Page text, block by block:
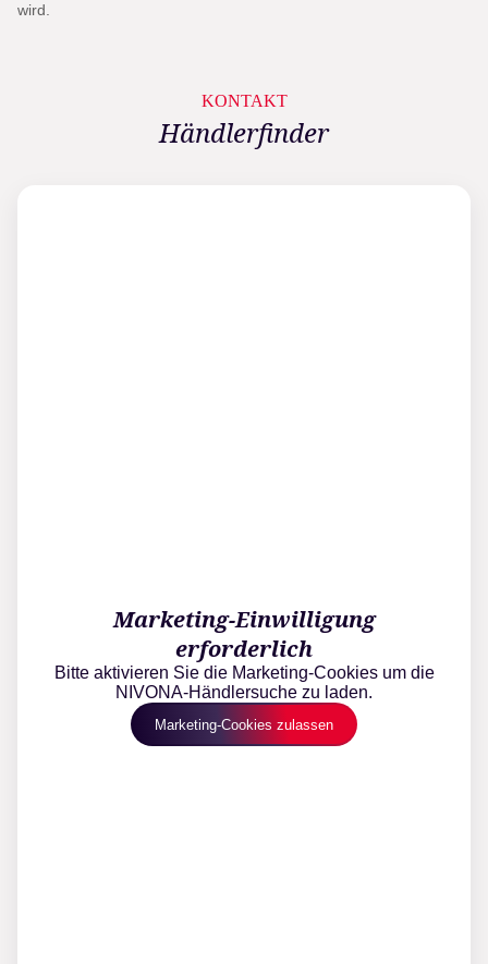
wird.
KONTAKT
Händlerfinder
Marketing-Einwilligung
erforderlich
Bitte aktivieren Sie die Marketing-Cookies um die
NIVONA-Händlersuche zu laden.
Marketing-Cookies zulassen